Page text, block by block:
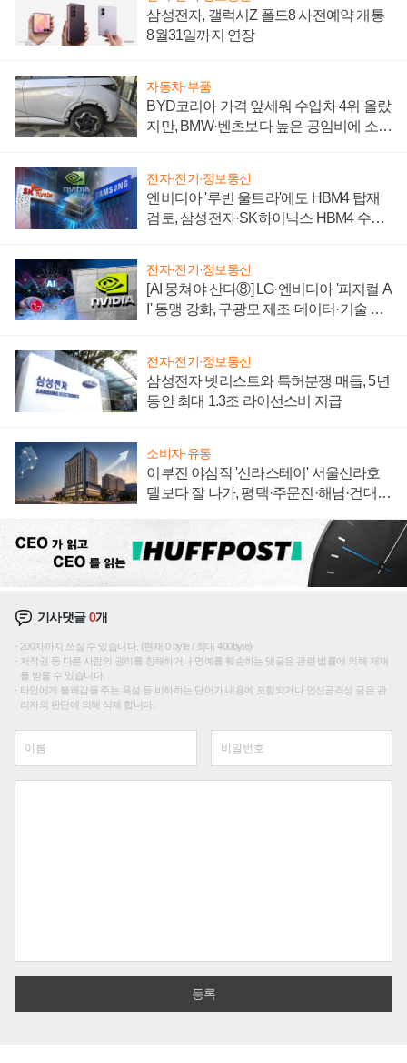
삼성전자, 갤럭시Z 폴드8 사전예약 개통
8월31일까지 연장
자동차·부품
BYD코리아 가격 앞세워 수입차 4위 올랐
지만, BMW·벤츠보다 높은 공임비에 소비
전자·전기·정보통신
엔비디아 '루빈 울트라'에도 HBM4 탑재
검토, 삼성전자·SK하이닉스 HBM4 수율
전자·전기·정보통신
[AI 뭉쳐야 산다⑧] LG·엔비디아 '피지컬 A
I' 동맹 강화, 구광모 제조·데이터·기술 결
전자·전기·정보통신
삼성전자 넷리스트와 특허분쟁 매듭, 5년
동안 최대 1.3조 라이선스비 지급
소비자·유통
이부진 야심작 '신라스테이' 서울신라호
텔보다 잘 나가, 평택·주문진·해남·건대로
기사댓글0개
200자까지 쓰실 수 있습니다. (현재 0 byte / 최대 400byte)
저작권 등 다른 사람의 권리를 침해하거나 명예를 훼손하는 댓글은 관련 법률에 의해 제재
를 받을 수 있습니다.
타인에게 불쾌감을 주는 욕설 등 비하하는 단어가 내용에 포함되거나 인신공격성 글은 관
리자의 판단에 의해 삭제 합니다.